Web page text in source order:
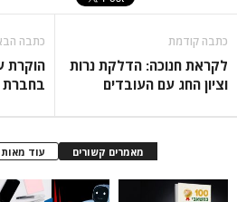
כתבה קודמת
לקראת חנוכה: הדלקת נרות
וציון החג עם העובדים
כתבה
הוקרת
בחברת
מאמרים קשורים עוד